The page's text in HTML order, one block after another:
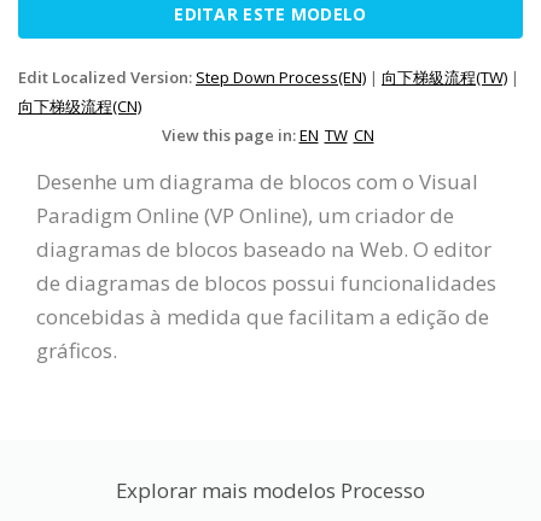
EDITAR ESTE MODELO
Edit Localized Version: Step Down Process(EN) | 向下梯級流程(TW) |
向下梯级流程(CN)
View this page in:EN TW CN
Desenhe um diagrama de blocos com o Visual
Paradigm Online (VP Online), um criador de
diagramas de blocos baseado na Web. O editor
de diagramas de blocos possui funcionalidades
concebidas à medida que facilitam a edição de
gráficos.
Explorar mais modelos Processo